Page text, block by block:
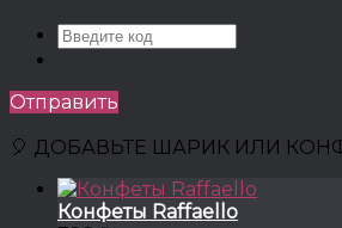
Отправить
🎈 ДОБАВЬТЕ ШАРИК ИЛИ
Конфеты Raffaello